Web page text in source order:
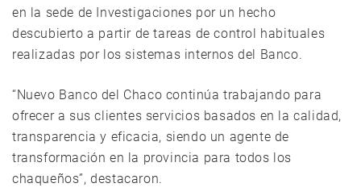
en la sede de Investigaciones por un hecho
descubierto a partir de tareas de control habituales
realizadas por los sistemas internos del Banco.
“Nuevo Banco del Chaco continúa trabajando para
ofrecer a sus clientes servicios basados en la calidad,
transparencia y eficacia, siendo un agente de
transformación en la provincia para todos los
chaqueños”, destacaron.